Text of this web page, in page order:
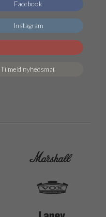
Facebook
Instagram
Tilmeld nyhedsmail